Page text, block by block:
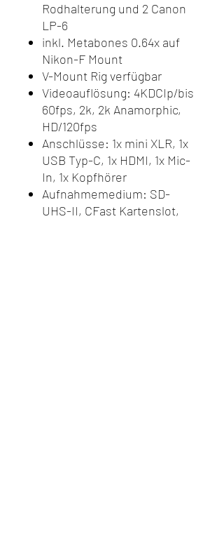
Rodhalterung und 2 Canon
LP-6
inkl. Metabones 0.64x auf
Nikon-F Mount
V-Mount Rig verfügbar
Videoauflösung: 4KDCIp/bis
60fps, 2k, 2k Anamorphic,
HD/120fps
Anschlüsse: 1x mini XLR, 1x
USB Typ-C, 1x HDMI, 1x Mic-
In, 1x Kopfhörer
Aufnahmemedium: SD-
UHS-II, CFast Kartenslot,